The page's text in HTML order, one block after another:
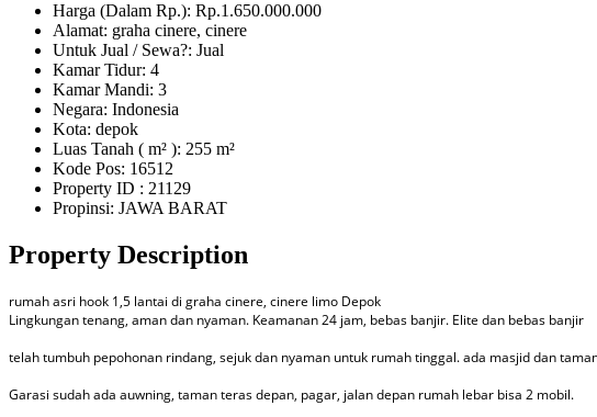
Harga (Dalam Rp.): Rp.1.650.000.000
Alamat: graha cinere, cinere
Untuk Jual / Sewa?: Jual
Kamar Tidur: 4
Kamar Mandi: 3
Negara: Indonesia
Kota: depok
Luas Tanah ( m² ): 255 m²
Kode Pos: 16512
Property ID : 21129
Propinsi: JAWA BARAT
Property Description
rumah asri hook 1,5 lantai di graha cinere, cinere limo Depok
Lingkungan tenang, aman dan nyaman. Keamanan 24 jam, bebas banjir. Elite dan bebas banjir
telah tumbuh pepohonan rindang, sejuk dan nyaman untuk rumah tinggal. ada masjid dan
Garasi sudah ada auwning, taman teras depan, pagar, jalan depan rumah lebar bisa 2 mobil.